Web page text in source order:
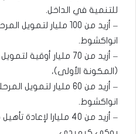
للتنمية في الداخل.
– أزيد من 100 مليار
انواكشوط.
– أزيد من 70 مليار
(المكونة الأولى)،
– أزيد من 60 مليار
انواكشوط.
– أزيد من 40 مليارا